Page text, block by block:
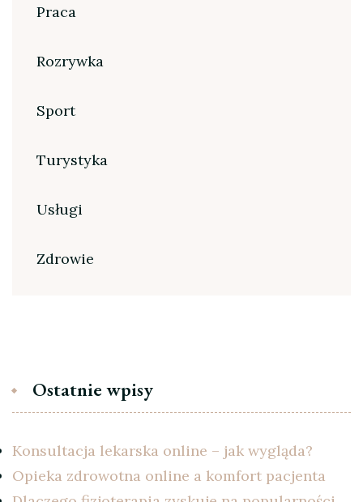
Praca
Rozrywka
Sport
Turystyka
Usługi
Zdrowie
Ostatnie wpisy
Konsultacja lekarska online – jak wygląda?
Opieka zdrowotna online a komfort pacjenta